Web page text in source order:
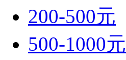
200-500元
500-1000元